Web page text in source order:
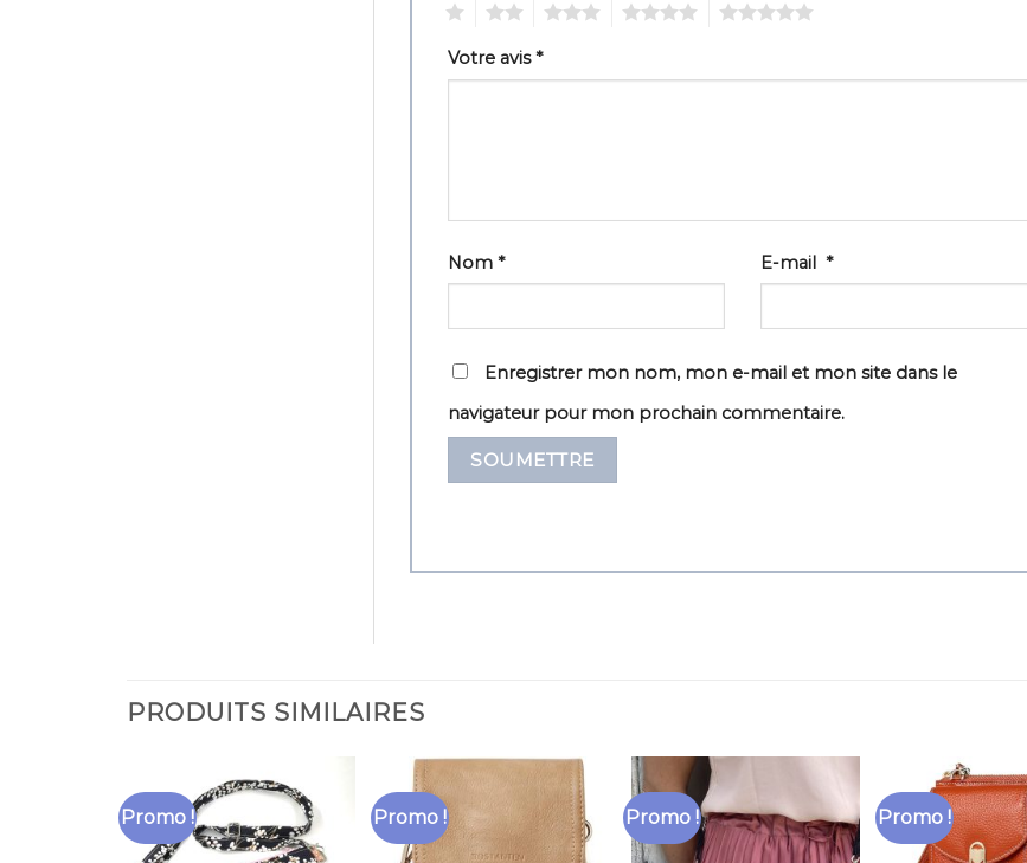
Votre avis*
Nom * E-mail*
Enregistrer mon nom, mon e-mail et mon site dans le
navigateur pour mon prochain commentaire.
PRODUITS SIMILAIRES
Promo ! Promo ! Promo ! Promo !